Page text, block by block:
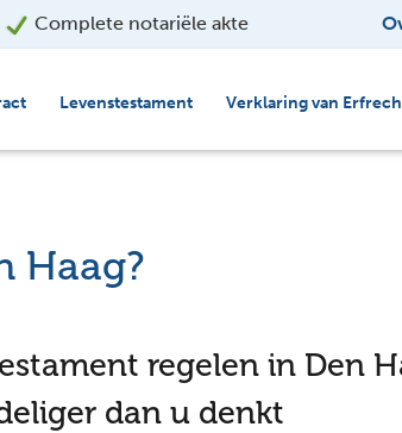
Complete notariële akte
Levenstestament Verklaring van
Haag?
regelen in Den
dan u denkt